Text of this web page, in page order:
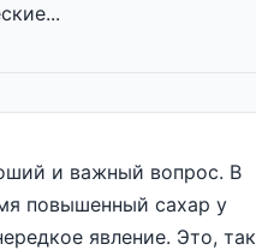
и важный вопрос. В
повышенный сахар у
явление. Это, так